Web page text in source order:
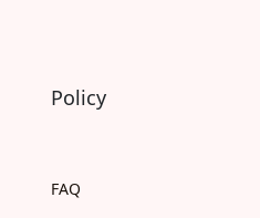
Платіжні методи
Відгуки про нас
Policy
FAQ